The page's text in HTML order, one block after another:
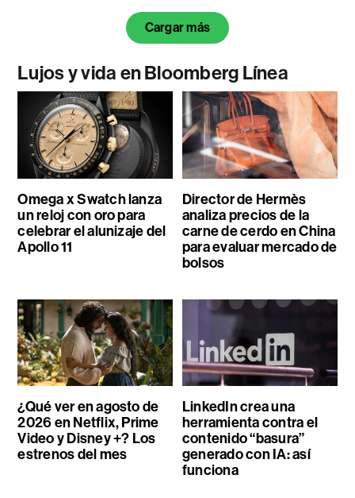
Cargar más
Lujos y vida en Bloomberg Línea
Omega x Swatch lanza
un reloj con oro para
celebrar el alunizaje del
Apollo 11
Director de Hermès
analiza precios de la
carne de cerdo en China
para evaluar mercado de
bolsos
¿Qué ver en agosto de
2026 en Netflix, Prime
Video y Disney +? Los
estrenos del mes
LinkedIn crea una
herramienta contra el
contenido “basura”
generado con IA: así
funciona